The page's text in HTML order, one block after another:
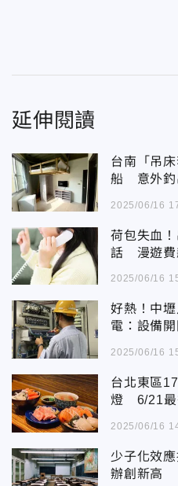
延伸閱讀
台南「吊
船 意外釣
2025/06/16
荷包失血
話 漫遊費
2025/06/16
好熱！中
電：設備
2025/06/16
台北東區
燈 6/21最
2025/06/16
少子化效
辦創新高